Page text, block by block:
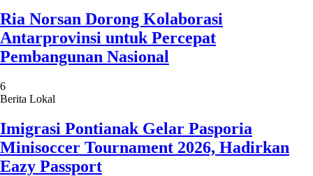
Ria Norsan Dorong Kolaborasi
Antarprovinsi untuk Percepat
Pembangunan Nasional
6
Berita Lokal
Imigrasi Pontianak Gelar Pasporia
Minisoccer Tournament 2026, Hadirkan
Eazy Passport